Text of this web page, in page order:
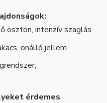
ösztön, intenzív szaglás
önálló jellem
érdemes